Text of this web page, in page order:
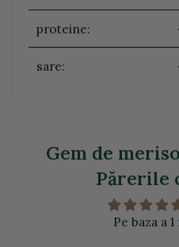
proteine:
sare:
Gem de
Părerile
Pe baza a